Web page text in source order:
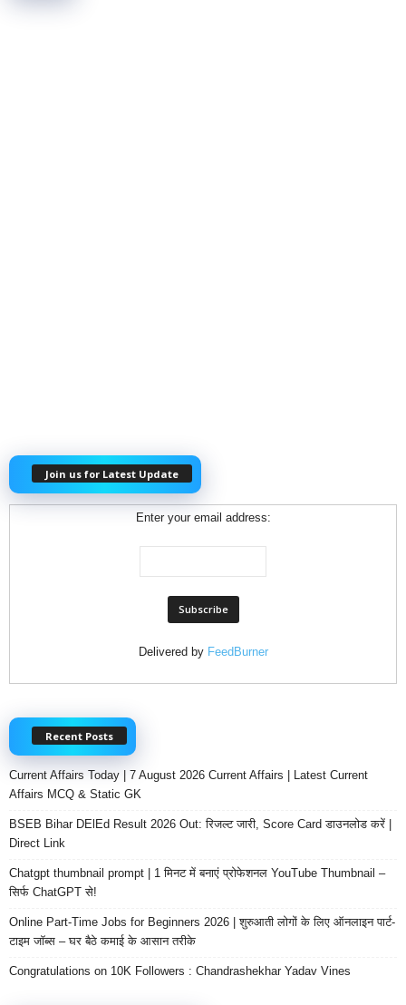
Join us for Latest Update
Enter your email address:
Delivered by FeedBurner
Recent Posts
Current Affairs Today | 7 August 2026 Current Affairs | Latest Current
Affairs MCQ & Static GK
BSEB Bihar DElEd Result 2026 Out: रिजल्ट जारी, Score Card डाउनलोड करें |
Direct Link
Chatgpt thumbnail prompt | 1 मिनट में बनाएं प्रोफेशनल YouTube Thumbnail –
सिर्फ ChatGPT से!
Online Part-Time Jobs for Beginners 2026 | शुरुआती लोगों के लिए ऑनलाइन पार्ट-
टाइम जॉब्स – घर बैठे कमाई के आसान तरीके
Congratulations on 10K Followers : Chandrashekhar Yadav Vines